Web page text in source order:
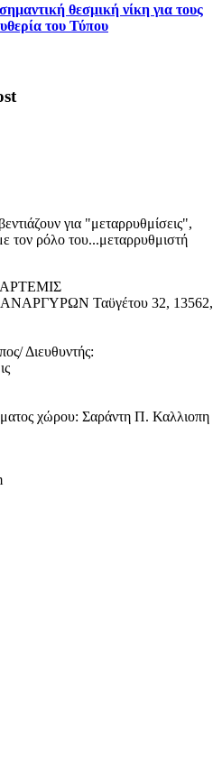
θεσμική νίκη για τους
του Τύπου
για "μεταρρυθμίσεις",
τον ρόλο του...μεταρρυθμιστή
Ταϋγέτου 32, 13562,
Διευθυντής:
χώρου: Σαράντη Π. Καλλιοπη